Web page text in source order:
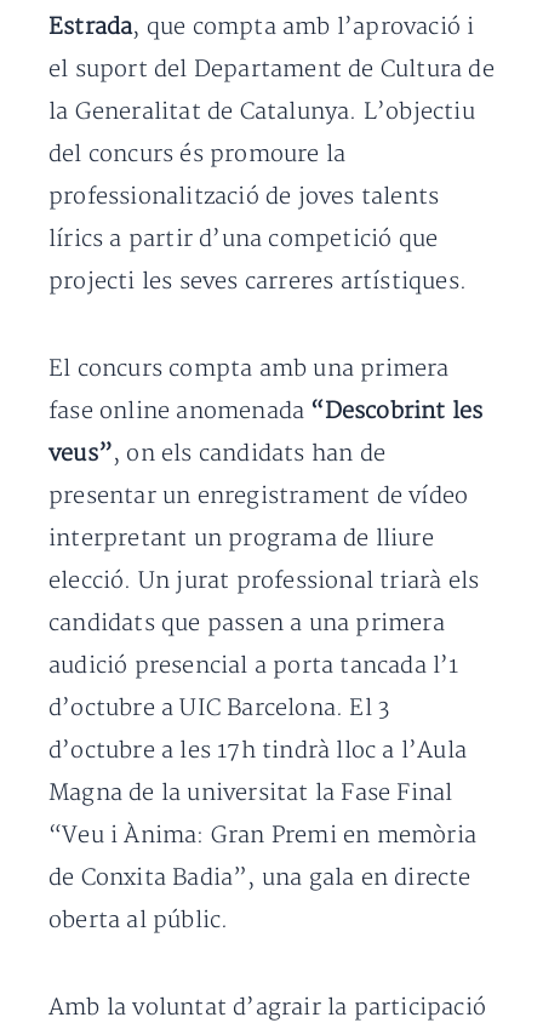
Estrada, que compta amb l’aprovació i
el suport del Departament de Cultura de
la Generalitat de Catalunya. L’objectiu
del concurs és promoure la
professionalització de joves talents
lírics a partir d’una competició que
projecti les seves carreres artístiques.
El concurs compta amb una primera
fase online anomenada “Descobrint les
veus”, on els candidats han de
presentar un enregistrament de vídeo
interpretant un programa de lliure
elecció. Un jurat professional triarà els
candidats que passen a una primera
audició presencial a porta tancada l’1
d’octubre a UIC Barcelona. El 3
d’octubre a les 17h tindrà lloc a l’Aula
Magna de la universitat la Fase Final
“Veu i Ànima: Gran Premi en memòria
de Conxita Badia”, una gala en directe
oberta al públic.
Amb la voluntat d’agrair la participació